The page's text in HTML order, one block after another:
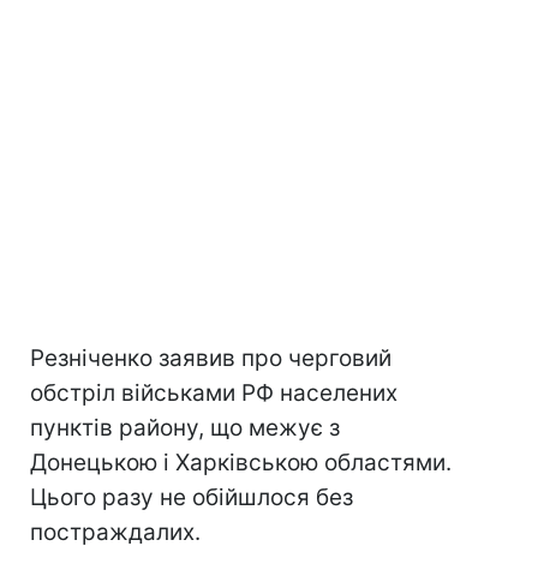
Резніченко заявив про черговий
обстріл військами РФ населених
пунктів району, що межує з
Донецькою і Харківською областями.
Цього разу не обійшлося без
постраждалих.